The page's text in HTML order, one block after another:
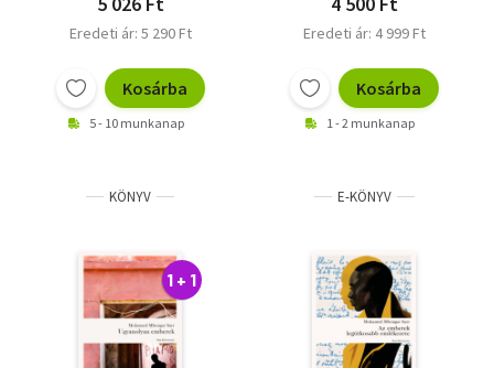
Eredeti ár: 5 290 Ft
Kosárba
5 - 10 munkanap
Eredeti ár: 4 999 Ft
Kosárba
1 - 2 munkanap
KÖNYV
1 + 1
E-KÖNYV